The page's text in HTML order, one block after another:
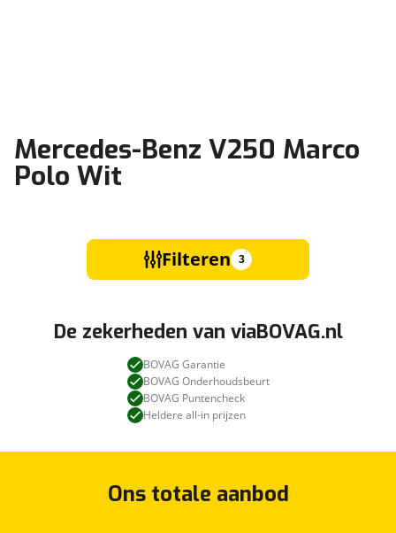
Mercedes-Benz V250 Marco
Polo Wit
Filteren 3
De zekerheden van viaBOVAG.nl
BOVAG Garantie
BOVAG Onderhoudsbeurt
BOVAG Puntencheck
Heldere all-in prijzen
Ons totale aanbod